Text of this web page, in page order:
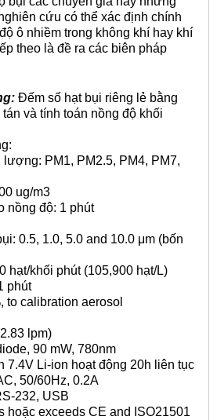
cứu có thể xác định chính
ô nhiềm trong không khí hay khí
theo là đề ra các biên pháp
Đếm số hạt bụi riêng lẻ bằng
và tính toán nồng độ khối
lượng: PM1, PM2.5, PM4, PM7,
ug/m3
nồng độ: 1 phút
0.5, 1.0, 5.0 and 10.0 μm (bốn
hạt/khối phút (105,900 hạt/L)
phút
to calibration aerosol
lpm)
90 mW, 780nm
7.4V Li-ion hoạt động 20h liên tục
50/60Hz, 0.2A
232, USB
hoặc exceeds CE and ISO21501